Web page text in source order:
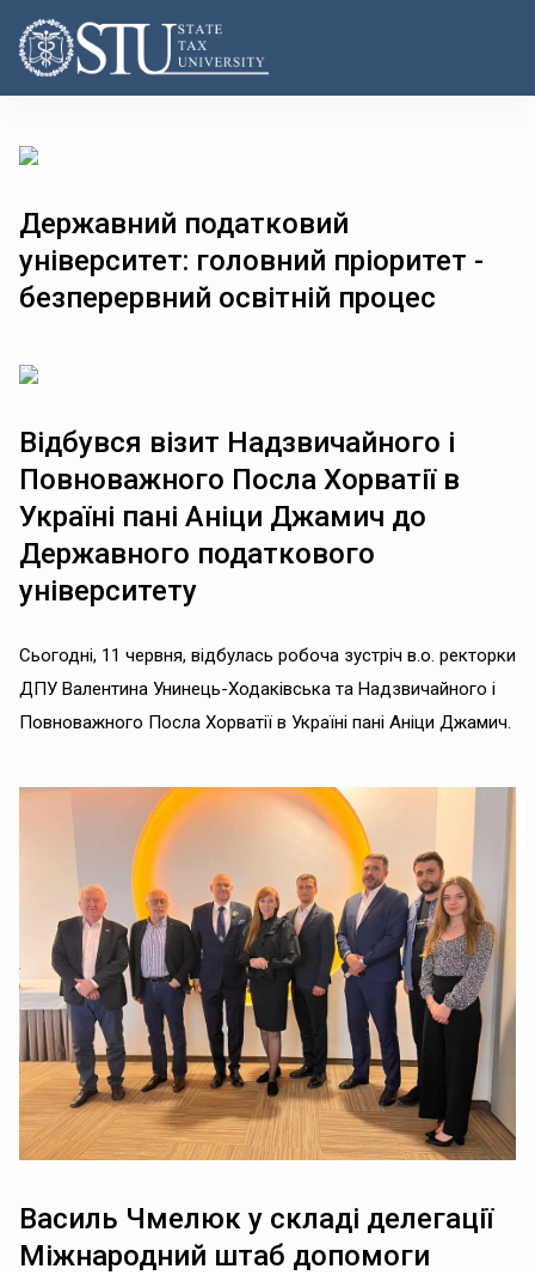
Державний податковий
університет: головний пріоритет -
безперервний освітній процес
Відбувся візит Надзвичайного і
Повноважного Посла Хорватії в
Україні пані Аніци Джамич до
Державного податкового
університету
Сьогодні, 11 червня, відбулась робоча зустріч в.о. ректорки
ДПУ Валентина Унинець-Ходаківська та Надзвичайного і
Повноважного Посла Хорватії в Україні пані Аніци Джамич.
Василь Чмелюк у складі делегації
Міжнародний штаб допомоги